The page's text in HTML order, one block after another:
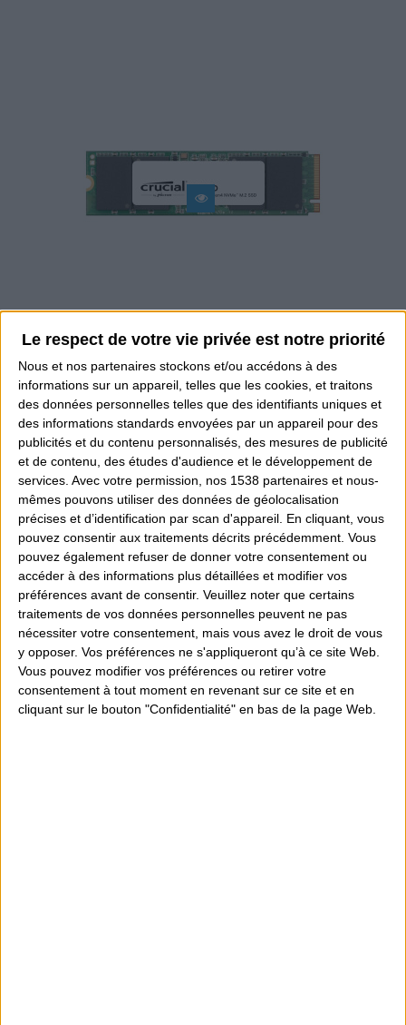
Le respect de votre vie privée est notre priorité
Nous et nos partenaires stockons et/ou accédons à des
informations sur un appareil, telles que les cookies, et traitons
des données personnelles telles que des identifiants uniques et
des informations standards envoyées par un appareil pour des
publicités et du contenu personnalisés, des mesures de publicité
et de contenu, des études d'audience et le développement de
services. Avec votre permission, nos 1538 partenaires et nous-
mêmes pouvons utiliser des données de géolocalisation
précises et d’identification par scan d'appareil. En cliquant, vous
pouvez consentir aux traitements décrits précédemment. Vous
pouvez également refuser de donner votre consentement ou
accéder à des informations plus détaillées et modifier vos
préférences avant de consentir. Veuillez noter que certains
traitements de vos données personnelles peuvent ne pas
nécessiter votre consentement, mais vous avez le droit de vous
y opposer. Vos préférences ne s'appliqueront qu’à ce site Web.
Vous pouvez modifier vos préférences ou retirer votre
consentement à tout moment en revenant sur ce site et en
cliquant sur le bouton "Confidentialité" en bas de la page Web.
159,00 €